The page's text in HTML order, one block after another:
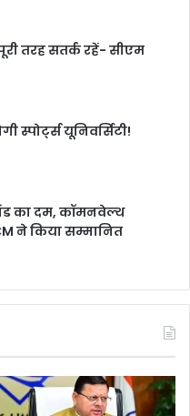
तरह सतर्क रहें- सीएम
स्पोर्ट्स यूनिवर्सिटी!
का दम, कॉमनवेल्थ
ने किया सम्मानित